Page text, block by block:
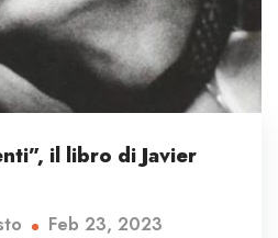
il libro di Javier
Feb 23, 2023